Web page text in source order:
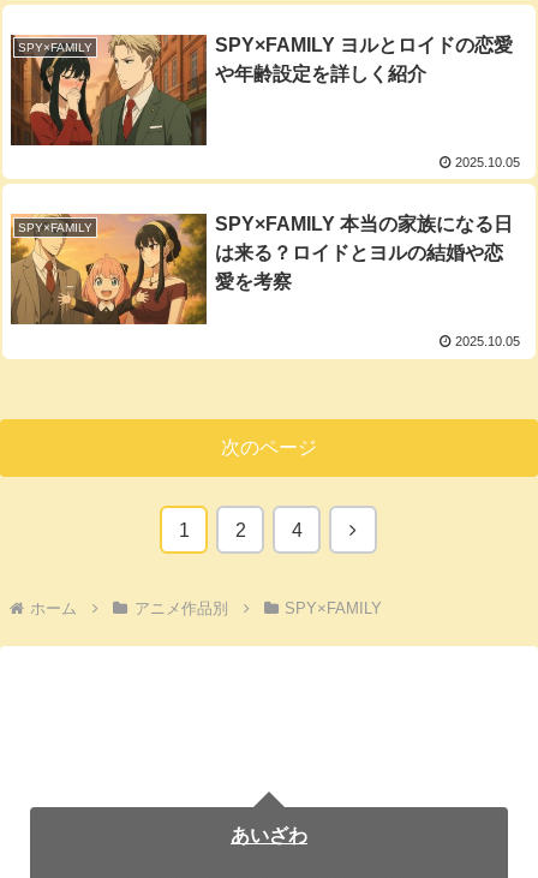
SPY×FAMILY
SPY×FAMILY ヨルとロイドの恋愛
や年齢設定を詳しく紹介
2025.10.05
SPY×FAMILY
SPY×FAMILY 本当の家族になる日
は来る？ロイドとヨルの結婚や恋
愛を考察
2025.10.05
次のページ
1 2 4 次
ホーム アニメ作品別 SPY×FAMILY
あいざわ